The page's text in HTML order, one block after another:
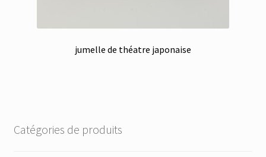
jumelle de théatre japonaise
Catégories de produits